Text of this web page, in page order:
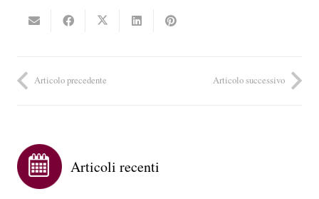
Articolo precedente Articolo successivo
Articoli recenti